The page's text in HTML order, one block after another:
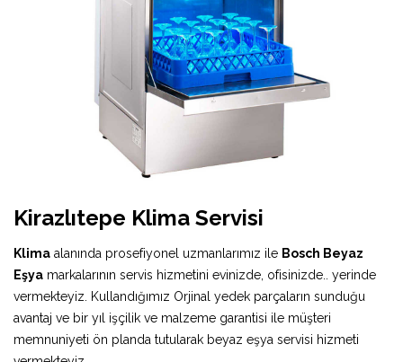
Kirazlıtepe Klima Servisi
Klima alanında prosefiyonel uzmanlarımız ile Bosch Beyaz
Eşya markalarının servis hizmetini evinizde, ofisinizde.. yerinde
vermekteyiz. Kullandığımız Orjinal yedek parçaların sunduğu
avantaj ve bir yıl işçilik ve malzeme garantisi ile müşteri
memnuniyeti ön planda tutularak beyaz eşya servisi hizmeti